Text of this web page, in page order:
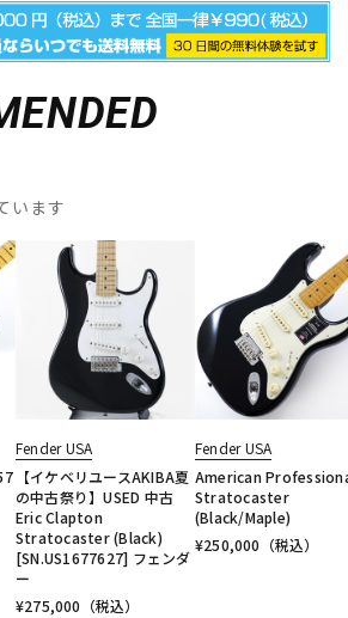
います
Fender USA
【イケベリユースAKIBA夏
の中古祭り】USED 中古
Eric Clapton
Stratocaster (Black)
[SN.US1677627] フェンダ
ー
¥275,000 （税込）
Fender USA
American
Stratocaster
(Black/Maple)
¥250,000 （税込）